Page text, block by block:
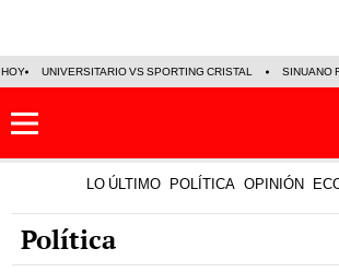
HOY UNIVERSITARIO VS SPORTING CRISTAL SINUANO
LO ÚLTIMO POLÍTICA OPINIÓN
Política